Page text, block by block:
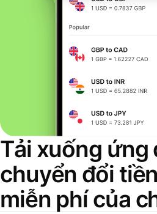
Tải xuống ứng
chuyển đổi
miễn phí của